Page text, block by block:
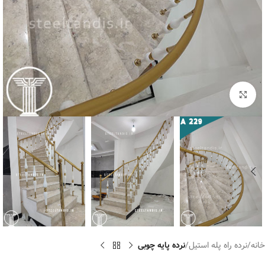
برای بزرگنمایی کلیک کنید
خانه نرده راه پله استیل نرده پایه چوبی